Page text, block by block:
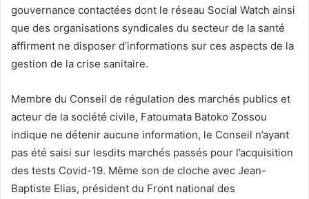
gouvernance contactées dont le réseau Social Watch ainsi
que des organisations syndicales du secteur de la santé
affirment ne disposer d’informations sur ces aspects de la
gestion de la crise sanitaire.
Membre du Conseil de régulation des marchés publics et
acteur de la société civile, Fatoumata Batoko Zossou
indique ne détenir aucune information, le Conseil n’ayant
pas été saisi sur lesdits marchés passés pour l’acquisition
des tests Covid-19. Même son de cloche avec Jean-
Baptiste Elias, président du Front national des